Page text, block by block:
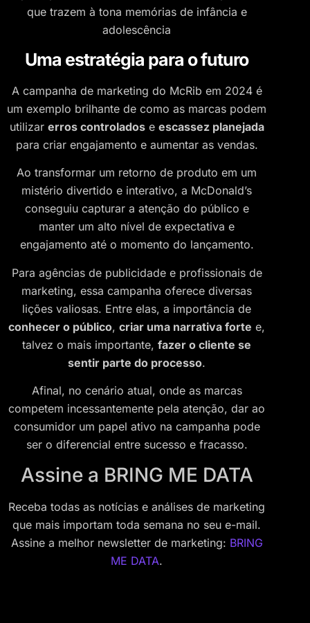
que trazem à tona memórias de infância e
adolescência​
Uma estratégia para o futuro
A campanha de marketing do McRib em 2024 é
um exemplo brilhante de como as marcas podem
utilizar erros controladose escassez planejada
para criar engajamento e aumentar as vendas.
Ao transformar um retorno de produto em um
mistério divertido e interativo, a McDonald’s
conseguiu capturar a atenção do público e
manter um alto nível de expectativa e
engajamento até o momento do lançamento.
Para agências de publicidade e profissionais de
marketing, essa campanha oferece diversas
lições valiosas. Entre elas, a importância de
conhecer o público, criar uma narrativa forte e,
talvez o mais importante, fazer o cliente se
sentir parte do processo.
Afinal, no cenário atual, onde as marcas
competem incessantemente pela atenção, dar ao
consumidor um papel ativo na campanha pode
ser o diferencial entre sucesso e fracasso.
Assine a BRING ME DATA
Receba todas as notícias e análises de marketing
que mais importam toda semana no seu e-mail.
Assine a melhor newsletter de marketing: BRING
ME DATA.